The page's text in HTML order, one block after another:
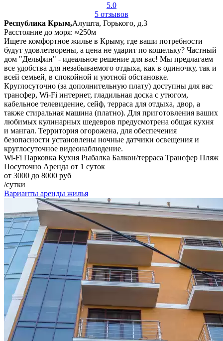
5.0
5 отзывов
Республика Крым,Алушта, Горького, д.3
Расстояние до моря: ≈250м
Ищете комфортное жилье в Крыму, где ваши потребности
будут удовлетворены, а цена не ударит по кошельку? Частный
дом "Дельфин" - идеальное решение для вас! Мы предлагаем
все удобства для незабываемого отдыха, как в одиночку, так и
всей семьей, в спокойной и уютной обстановке.
Круглосуточно (за дополнительную плату) доступны для вас
трансфер, Wi-Fi интернет, гладильная доска с утюгом,
кабельное телевидение, сейф, терраса для отдыха, двор, а
также стиральная машина (платно). Для приготовления ваших
любимых кулинарных шедевров предусмотрена общая кухня
и мангал. Территория огорожена, для обеспечения
безопасности установлены ночные датчики освещения и
круглосуточное видеонаблюдение.
Wi-Fi Парковка Кухня Рыбалка Балкон/терраса Трансфер Пляж
Посуточно Аренда от 1 суток
от 3000 до 8000 руб
/сутки
Варианты аренды жилья